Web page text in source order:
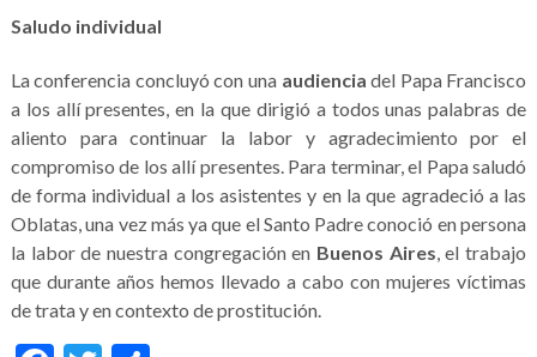
Saludo individual
La conferencia concluyó con una audienciadel Papa Francisco
a los allí presentes, en la que dirigió a todos unas palabras de
aliento para continuar la labor y agradecimiento por el
compromiso de los allí presentes. Para terminar, el Papa saludó
de forma individual a los asistentes y en la que agradeció a las
Oblatas, una vez más ya que el Santo Padre conoció en persona
la labor de nuestra congregación en Buenos Aires , el trabajo
que durante años hemos llevado a cabo con mujeres víctimas
de trata y en contexto de prostitución.